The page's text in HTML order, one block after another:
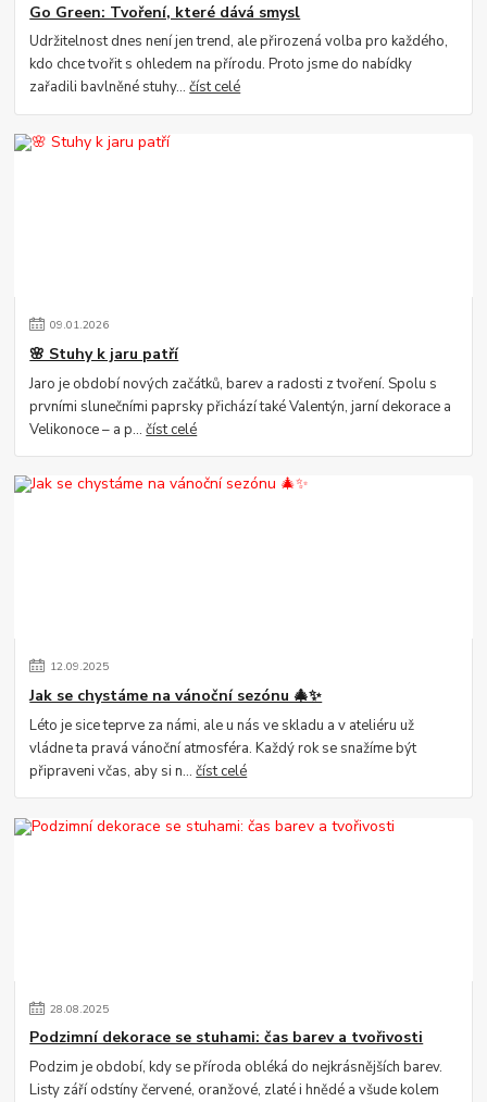
Go Green: Tvoření, které dává smysl
Udržitelnost dnes není jen trend, ale přirozená volba pro každého,
kdo chce tvořit s ohledem na přírodu. Proto jsme do nabídky
zařadili bavlněné stuhy...číst celé
09.01.2026
🌸 Stuhy k jaru patří
Jaro je období nových začátků, barev a radosti z tvoření. Spolu s
prvními slunečními paprsky přichází také Valentýn, jarní dekorace a
Velikonoce – a p...číst celé
12.09.2025
Jak se chystáme na vánoční sezónu 🎄✨
Léto je sice teprve za námi, ale u nás ve skladu a v ateliéru už
vládne ta pravá vánoční atmosféra. Každý rok se snažíme být
připraveni včas, aby si n...číst celé
28.08.2025
Podzimní dekorace se stuhami: čas barev a tvořivosti
Podzim je období, kdy se příroda obléká do nejkrásnějších barev.
Listy září odstíny červené, oranžové, zlaté i hnědé a všude kolem